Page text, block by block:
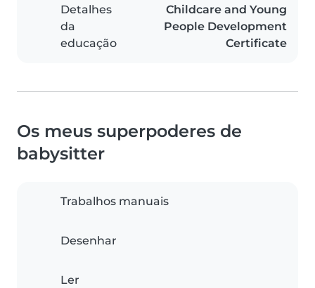
Detalhes
da
educação
Childcare and Young
People Development
Certificate
Os meus superpoderes de
babysitter
Trabalhos manuais
Desenhar
Ler